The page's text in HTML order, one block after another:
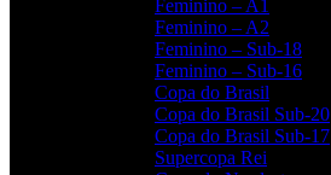
Feminino – A1
Feminino – A2
Feminino – Sub-18
Feminino – Sub-16
Copa do Brasil
Copa do Brasil Sub-20
Copa do Brasil Sub-17
Supercopa Rei